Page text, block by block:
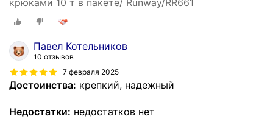
крюками 10 т в пакете/ Runway/RR661
Павел Котельников
10 отзывов
7 февраля 2025
Достоинства: крепкий, надежный
Недостатки: недостатков нет